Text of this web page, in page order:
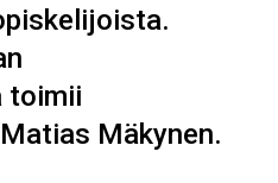
toimii
Mäkynen.